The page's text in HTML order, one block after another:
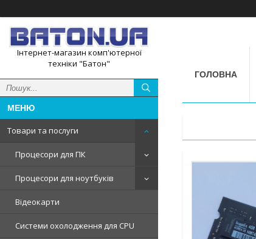
Інтернет-магазин комп'ютерної
техніки "Батон"
Товари та послуги
Процесори для ПК
Процесори для ноутбуків
Відеокарти
Системи охолодження для CPU
ГОЛОВНА